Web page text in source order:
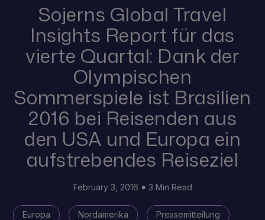
Sojerns Global Travel
Insights Report für das
vierte Quartal: Dank der
Olympischen
Sommerspiele ist Brasilien
2016 bei Reisenden aus
den USA und Europa ein
aufstrebendes Reiseziel
February 3, 2016 3 Min Read
Europa Nordamerika Pressemitteilung